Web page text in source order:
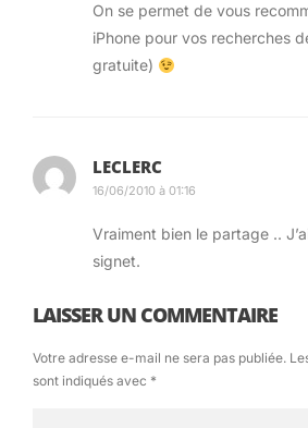
et portes d’embarquement
que les potentiels retards de
basées sur l’historique du vol.
On se permet de vous
iPhone pour vos recherches
gratuite)
LECLERC
16/06/2010 à 01:16
Vraiment bien le partage ..
signet.
LAISSER UN COMMENTAIRE
Votre adresse e-mail ne sera pas publiée.
sont indiqués avec *